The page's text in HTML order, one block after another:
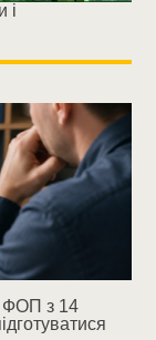
і
ФОП з 14